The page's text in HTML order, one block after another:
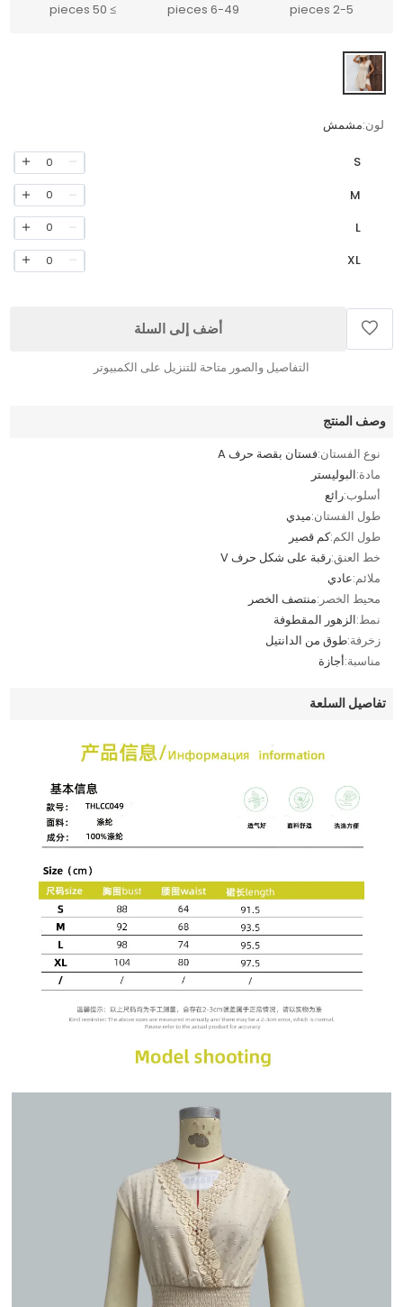
2-5 pieces
6-49 pieces
≥ 50 pieces
لون:مشمش
S
0
M
0
L
0
XL
0
أضف إلى السلة
التفاصيل والصور متاحة للتنزيل على الكمبيوتر
وصف المنتج
نوع الفستان:فستان بقصة حرف A
مادة:البوليستر
أسلوب:رائع
طول الفستان:ميدي
طول الكم:كم قصير
خط العنق:رقبة على شكل حرف V
ملائم:عادي
محيط الخصر:منتصف الخصر
نمط:الزهور المقطوفة
زخرفة:طوق من الدانتيل
مناسبة:أجازة
تفاصيل السلعة